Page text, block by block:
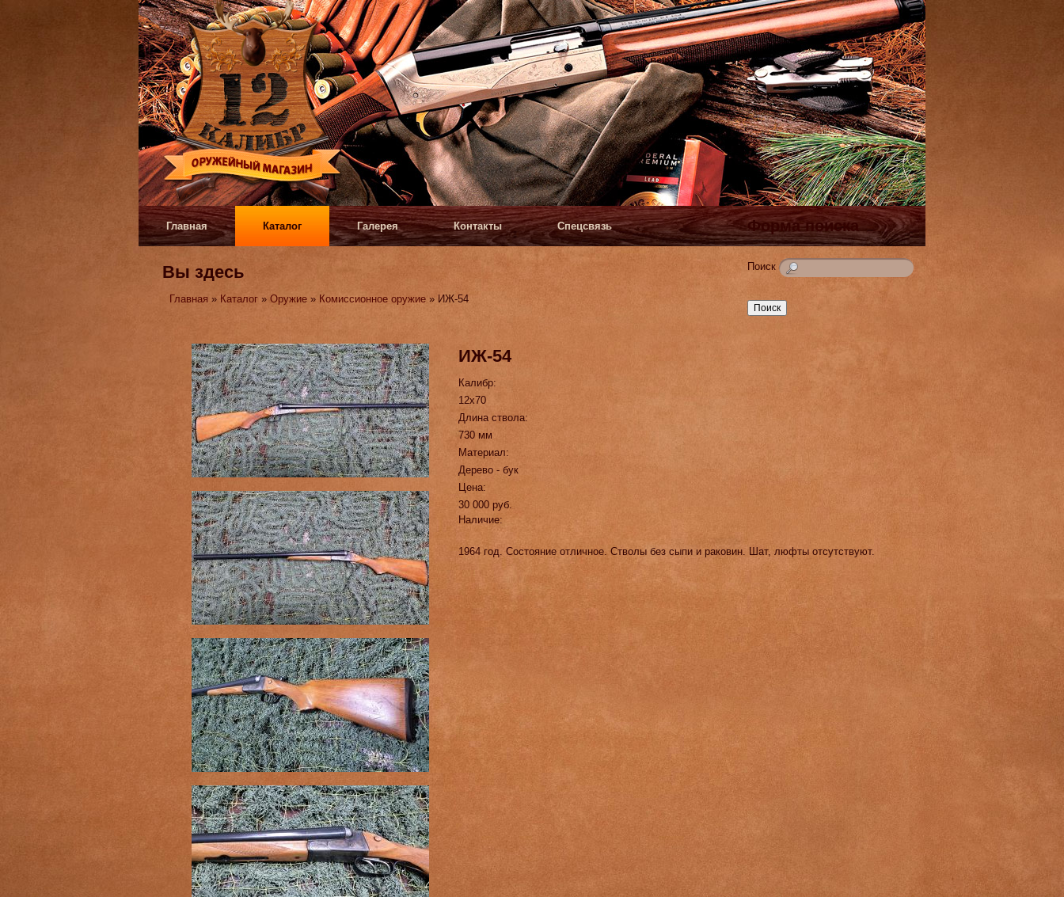
Форма поиска
Поиск
Главная Каталог Галерея Контакты Спецсвязь
Вы здесь
Главная » Каталог »Оружие » Комиссионное оружие » ИЖ-54
ИЖ-54
Калибр:
12х70
Длина ствола:
730 мм
Материал:
Дерево - бук
Цена:
30 000 руб.
Наличие:
1964 год. Состояние отличное. Стволы без сыпи и раковин. Шат, люфты отсутствуют.